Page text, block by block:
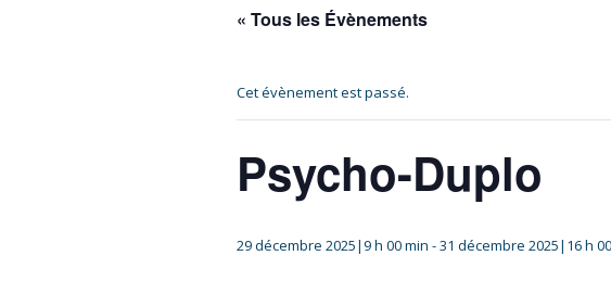
« Tous les Évènements
Cet évènement est passé.
Psycho-Duplo
29 décembre 2025|9 h 00 min -31 décembre 2025|16 h